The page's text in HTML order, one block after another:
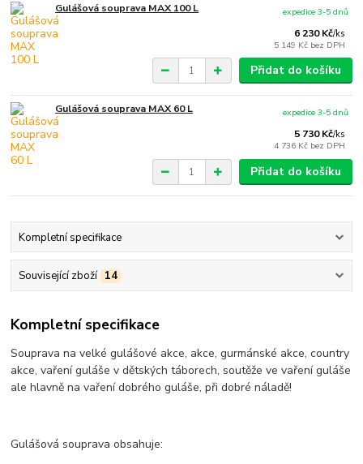
Gulášová souprava MAX 100 L
6 230 Kč/ks
5 149 Kč bez DPH
expedice 3-5 dnů
Přidat do košíku
Gulášová souprava MAX 60 L
5 730 Kč/ks
4 736 Kč bez DPH
expedice 3-5 dnů
Přidat do košíku
Kompletní specifikace
Související zboží 14
Kompletní specifikace
Souprava na velké gulášové akce, akce, gurmánské akce, country
akce, vaření guláše v dětských táborech, soutěže ve vaření guláše
ale hlavně na vaření dobrého guláše, při dobré náladě!
Gulášová souprava obsahuje: